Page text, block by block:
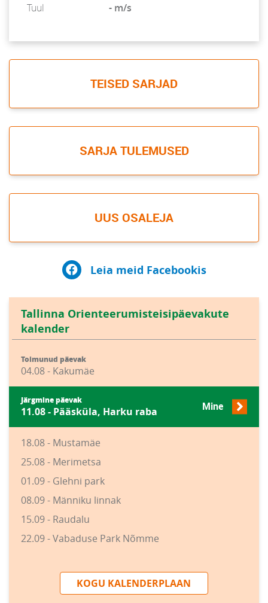
Tuul
- m/s
TEISED SARJAD
SARJA TULEMUSED
UUS OSALEJA
Leia meid Facebookis
Tallinna Orienteerumisteisipäevakute
kalender
Toimunud päevak
04.08 - Kakumäe
Järgmine päevak
11.08 - Pääsküla, Harku raba Mine
18.08 - Mustamäe
25.08 - Merimetsa
01.09 - Glehni park
08.09 - Männiku linnak
15.09 - Raudalu
22.09 - Vabaduse Park Nõmme
KOGU KALENDERPLAAN